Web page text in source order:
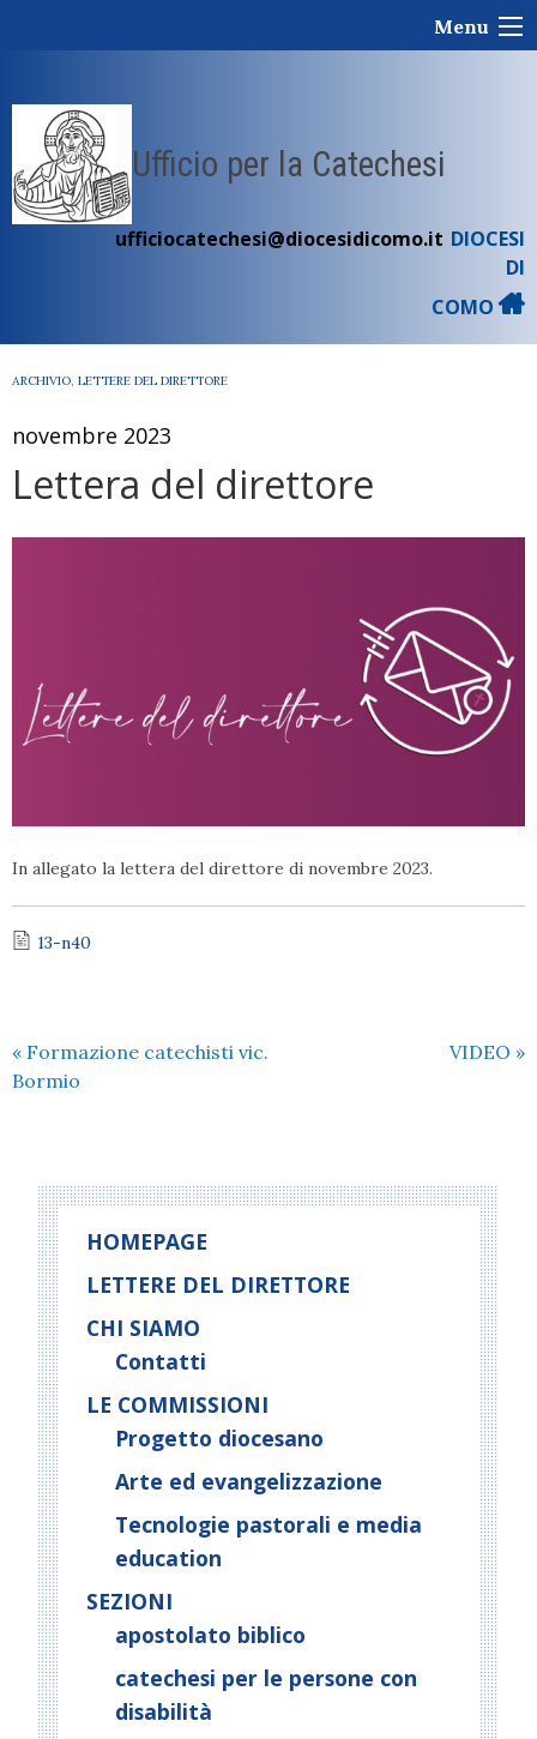
Menu
Ufficio per la Catechesi
ufficiocatechesi@diocesidicomo.it DIOCESI
DI
COMO
ARCHIVIO, LETTERE DEL DIRETTORE
novembre 2023
Lettera del direttore
In allegato la lettera del direttore di novembre 2023.
13-n40
« Formazione catechisti vic.
Bormio
VIDEO »
HOMEPAGE
LETTERE DEL DIRETTORE
CHI SIAMO
Contatti
LE COMMISSIONI
Progetto diocesano
Arte ed evangelizzazione
Tecnologie pastorali e media
education
SEZIONI
apostolato biblico
catechesi per le persone con
disabilità